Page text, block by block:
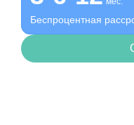
Беспроцентная